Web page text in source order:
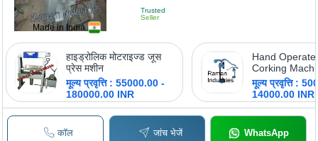
Made in India
Trusted
Seller
हाइड्रोलिक मोटराइज्ड जूस
प्रेस मशीन
मूल्य प्रवृत्ति : 55000.00 -
180000.00 INR
Hand
Corking
Longer
मूल्य प्रवृत्ति :
14000.00 INR
कॉल जांच भेजें WhatsApp